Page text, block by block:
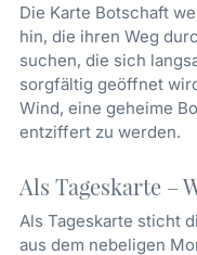
Die Karte Botschaft
hin, die ihren Weg
suchen, die sich
sorgfältig geöffnet
Wind, eine geheime
entziffert zu werden.
Als Tageskarte –
Als Tageskarte sticht
aus dem nebeligen